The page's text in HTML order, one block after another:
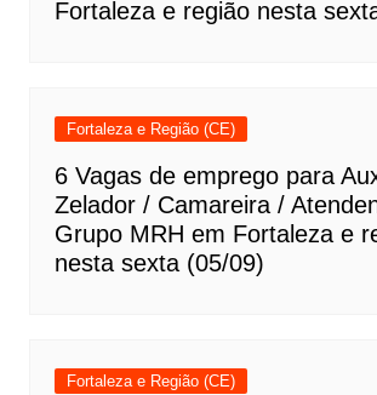
Fortaleza e região nesta
Fortaleza e Região (CE)
6 Vagas de emprego para
Zelador / Camareira /
Grupo MRH em Fortaleza e
nesta sexta (05/09)
Fortaleza e Região (CE)